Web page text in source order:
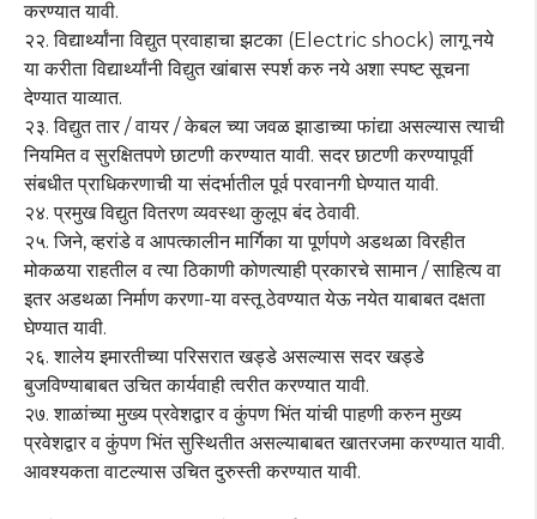
करण्यात यावी.
२२. विद्यार्थ्यांना विद्युत प्रवाहाचा झटका (Electric shock) लागू नये
या करीता विद्यार्थ्यांनी विद्युत खांबास स्पर्श करु नये अशा स्पष्ट सूचना
देण्यात याव्यात.
२३. विद्युत तार / वायर / केबल च्या जवळ झाडाच्या फांद्या असल्यास त्याची
नियमित व सुरक्षितपणे छाटणी करण्यात यावी. सदर छाटणी करण्यापूर्वी
संबधीत प्राधिकरणाची या संदर्भातील पूर्व परवानगी घेण्यात यावी.
२४. प्रमुख विद्युत वितरण व्यवस्था कुलूप बंद ठेवावी.
२५. जिने, व्हरांडे व आपत्कालीन मार्गिका या पूर्णपणे अडथळा विरहीत
मोकळया राहतील व त्या ठिकाणी कोणत्याही प्रकारचे सामान / साहित्य वा
इतर अडथळा निर्माण करणा-या वस्तू ठेवण्यात येऊ नयेत याबाबत दक्षता
घेण्यात यावी.
२६. शालेय इमारतीच्या परिसरात खड्डे असल्यास सदर खड्डे
बुजविण्याबाबत उचित कार्यवाही त्वरीत करण्यात यावी.
२७. शाळांच्या मुख्य प्रवेशद्वार व कुंपण भिंत यांची पाहणी करुन मुख्य
प्रवेशद्वार व कुंपण भिंत सुस्थितीत असल्याबाबत खातरजमा करण्यात यावी.
आवश्यकता वाटल्यास उचित दुरुस्ती करण्यात यावी.